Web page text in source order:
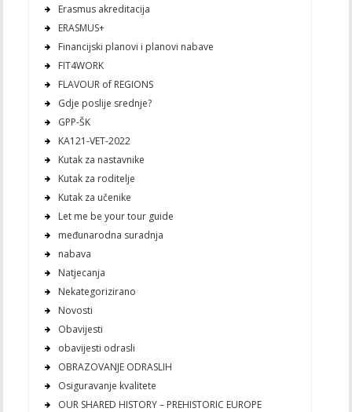
Erasmus akreditacija
ERASMUS+
Financijski planovi i planovi nabave
FIT4WORK
FLAVOUR of REGIONS
Gdje poslije srednje?
GPP-ŠK
KA121-VET-2022
Kutak za nastavnike
Kutak za roditelje
Kutak za učenike
Let me be your tour guide
međunarodna suradnja
nabava
Natjecanja
Nekategorizirano
Novosti
Obavijesti
obavijesti odrasli
OBRAZOVANJE ODRASLIH
Osiguravanje kvalitete
OUR SHARED HISTORY – PREHISTORIC EUROPE